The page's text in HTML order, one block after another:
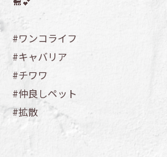
#ワンコライフ
#キャバリア
#チワワ
#仲良しペット
#拡散